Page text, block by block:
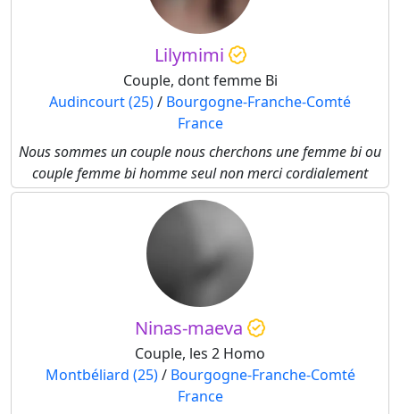
Lilymimi
Couple, dont femme Bi
Audincourt (25)/ Bourgogne-Franche-Comté
France
Nous sommes un couple nous cherchons une femme bi ou
couple femme bi homme seul non merci cordialement
Ninas-maeva
Couple, les 2 Homo
Montbéliard (25)/ Bourgogne-Franche-Comté
France